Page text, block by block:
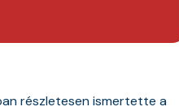
részletesen ismertette a